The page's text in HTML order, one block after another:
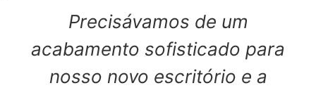
Precisávamos de um
acabamento sofisticado para
nosso novo escritório e a